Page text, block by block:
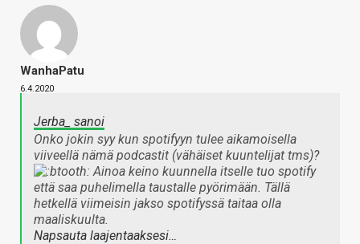
WanhaPatu
6.4.2020
Jerba_ sanoi
Onko jokin syy kun spotifyyn tulee aikamoisella
viiveellä nämä podcastit (vähäiset kuuntelijat tms)?
Ainoa keino kuunnella itselle tuo spotify
että saa puhelimella taustalle pyörimään. Tällä
hetkellä viimeisin jakso spotifyssä taitaa olla
maaliskuulta.
Napsauta laajentaaksesi…